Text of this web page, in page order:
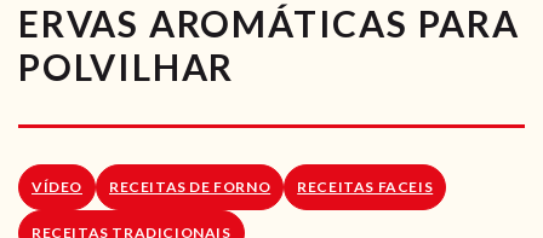
VÍDEOS
RECEITAS VEGGIE
LOJA ONLINE
ERVAS AROMÁTICAS PARA
POLVILHAR
VÍDEO RECEITAS DE FORNO RECEITAS FACEIS
RECEITAS TRADICIONAIS